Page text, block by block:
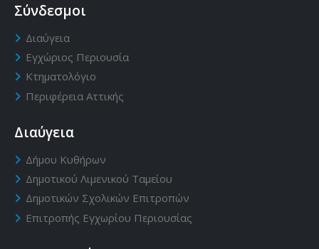
Σύνδεσμοι
Διαύγεια
Εγχώριος Περιουσία
Κτηματολόγιο
Περιφέρεια Αττικής
Διαύγεια
Δήμου Κυθήρων
Δημοτικού Λιμενικού Ταμείου
Δημοτικών Σχολικών Επιτροπών
Επιτροπής Εγχωρίου Περιουσίας